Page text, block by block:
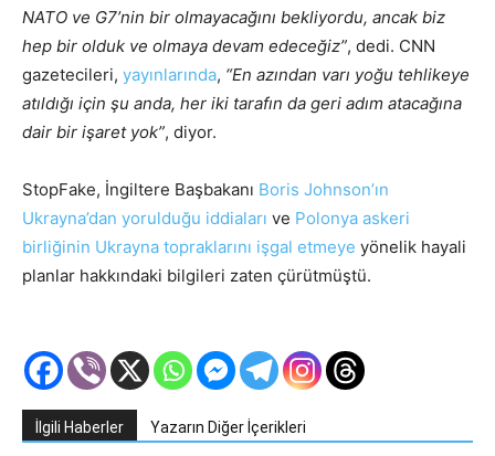
NATO ve G7’nin bir olmayacağını bekliyordu, ancak biz
hep bir olduk ve olmaya devam edeceğiz”, dedi. CNN
gazetecileri, yayınlarında, “En azından varı yoğu tehlikeye
atıldığı için şu anda, her iki tarafın da geri adım atacağına
dair bir işaret yok”, diyor.
StopFake, İngiltere Başbakanı Boris Johnson’ın
Ukrayna’dan yorulduğu iddiaları ve Polonya askeri
birliğinin Ukrayna topraklarını işgal etmeye yönelik hayali
planlar hakkındaki bilgileri zaten çürütmüştü.
İlgili Haberler Yazarın Diğer İçerikleri